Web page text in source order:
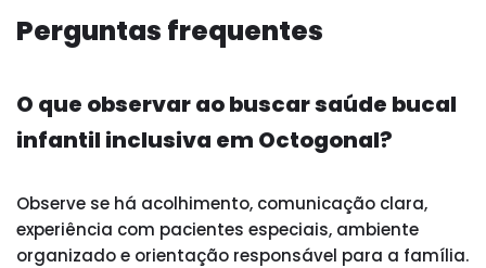
Perguntas frequentes
O que observar ao buscar saúde bucal
infantil inclusiva em Octogonal?
Observe se há acolhimento, comunicação clara,
experiência com pacientes especiais, ambiente
organizado e orientação responsável para a família.